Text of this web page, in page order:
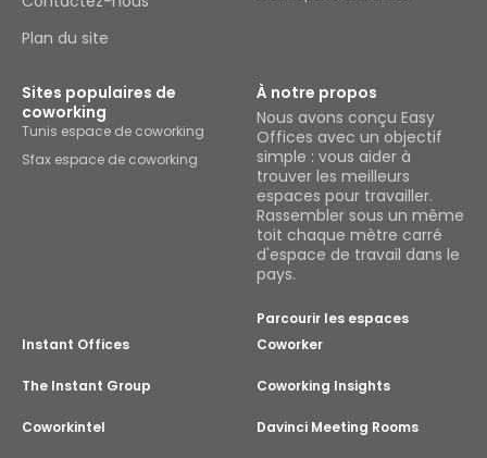
Plan du site
Sites populaires de
coworking
Tunis espace de coworking
Sfax espace de coworking
À notre propos
Nous avons conçu Easy
Offices avec un objectif
simple : vous aider à
trouver les meilleurs
espaces pour travailler.
Rassembler sous un même
toit chaque mètre carré
d'espace de travail dans le
pays.
Parcourir les espaces
Instant Offices
Coworker
The Instant Group Coworking Insights
Coworkintel Davinci Meeting Rooms